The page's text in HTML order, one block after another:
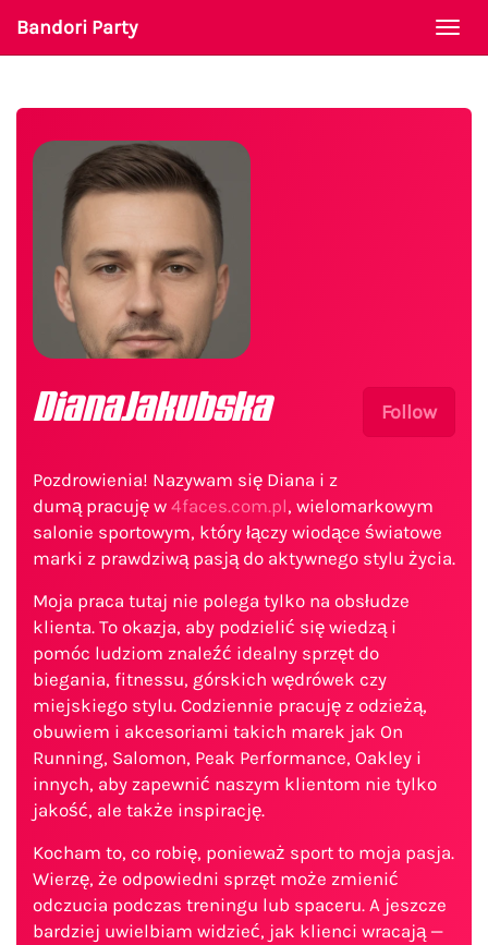
Bandori Party
Follow
DianaJakubska
Pozdrowienia! Nazywam się Diana i z
dumą pracuję w 4faces.com.pl, wielomarkowym
salonie sportowym, który łączy wiodące światowe
marki z prawdziwą pasją do aktywnego stylu życia.
Moja praca tutaj nie polega tylko na obsłudze
klienta. To okazja, aby podzielić się wiedzą i
pomóc ludziom znaleźć idealny sprzęt do
biegania, fitnessu, górskich wędrówek czy
miejskiego stylu. Codziennie pracuję z odzieżą,
obuwiem i akcesoriami takich marek jak On
Running, Salomon, Peak Performance, Oakley i
innych, aby zapewnić naszym klientom nie tylko
jakość, ale także inspirację.
Kocham to, co robię, ponieważ sport to moja pasja.
Wierzę, że odpowiedni sprzęt może zmienić
odczucia podczas treningu lub spaceru. A jeszcze
bardziej uwielbiam widzieć, jak klienci wracają —